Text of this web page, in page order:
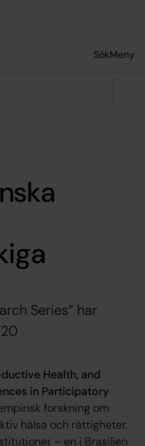
SökMeny
Series” har
Health, and
in Participatory
forskning om
hälsa och rättigheter.
– en i Brasilien